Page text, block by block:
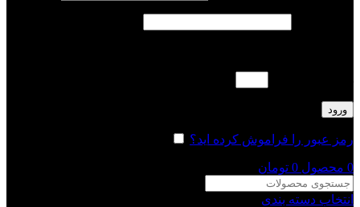
ورود
رمز عبور را فراموش کرده اید؟
0 محصول 0 تومان
انتخاب دسته بندی